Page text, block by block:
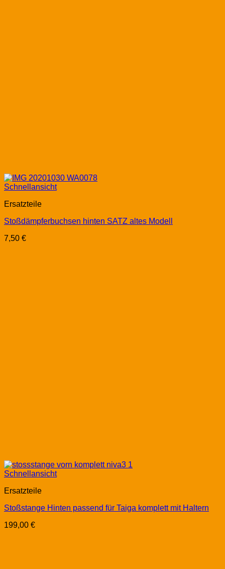
Schnellansicht
Ersatzteile
Stoßdämpferbuchsen hinten SATZ altes Modell
7,50 €
Schnellansicht
Ersatzteile
Stoßstange Hinten passend für Taiga komplett mit Haltern
199,00 €